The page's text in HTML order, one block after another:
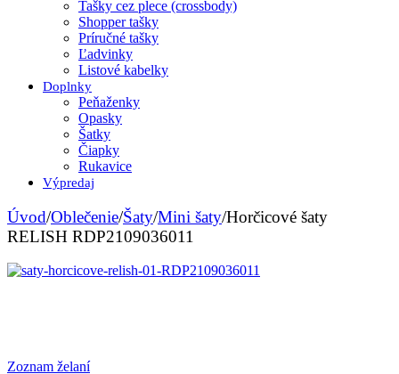
Tašky cez plece (crossbody)
Shopper tašky
Príručné tašky
Ľadvinky
Listové kabelky
Doplnky
Peňaženky
Opasky
Šatky
Čiapky
Rukavice
Výpredaj
Úvod/Oblečenie/Šaty/Mini šaty/Horčicové šaty
RELISH RDP2109036011
Zoznam želaní